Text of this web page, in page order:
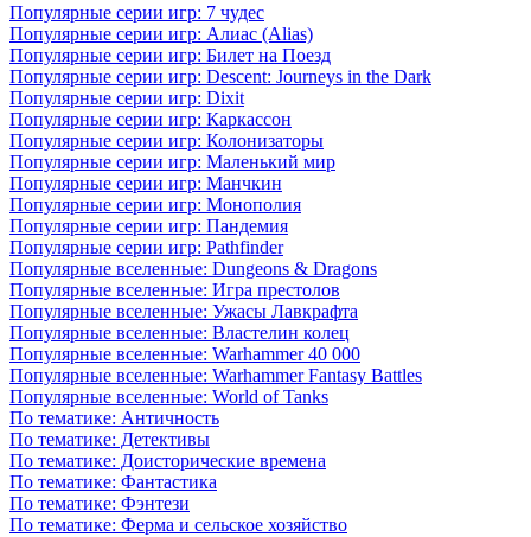
Популярные серии игр: 7 чудес
Популярные серии игр: Алиас (Alias)
Популярные серии игр: Билет на Поезд
Популярные серии игр: Descent: Journeys in the Dark
Популярные серии игр: Dixit
Популярные серии игр: Каркассон
Популярные серии игр: Колонизаторы
Популярные серии игр: Маленький мир
Популярные серии игр: Манчкин
Популярные серии игр: Монополия
Популярные серии игр: Пандемия
Популярные серии игр: Pathfinder
Популярные вселенные: Dungeons & Dragons
Популярные вселенные: Игра престолов
Популярные вселенные: Ужасы Лавкрафта
Популярные вселенные: Властелин колец
Популярные вселенные: Warhammer 40 000
Популярные вселенные: Warhammer Fantasy Battles
Популярные вселенные: World of Tanks
По тематике: Античность
По тематике: Детективы
По тематике: Доисторические времена
По тематике: Фантастика
По тематике: Фэнтези
По тематике: Ферма и сельское хозяйство